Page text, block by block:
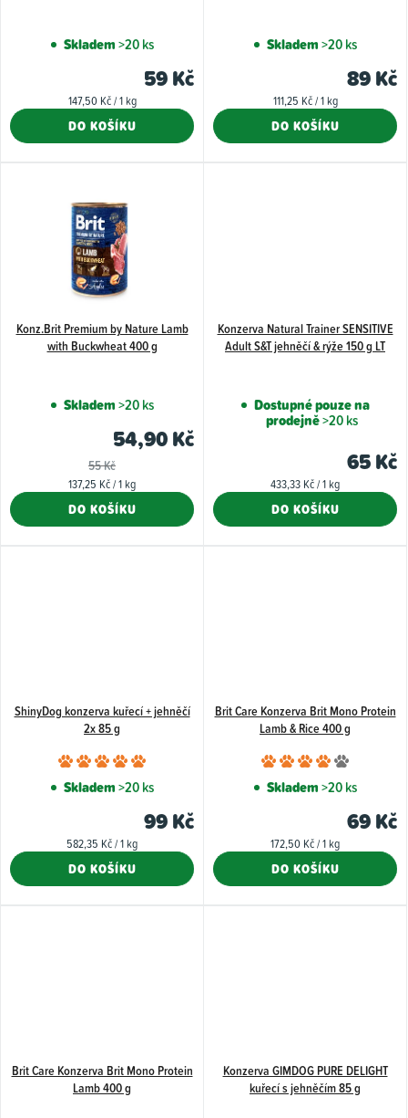
t
ů
Skladem>20 ks
59 Kč
Měrná
147,50 Kč / 1 kg
DO KOŠÍKU
Skladem>20 ks
89 Kč
Měrná
111,25 Kč / 1 kg
DO KOŠÍKU
Konz.Brit Premium by Nature Lamb
with Buckwheat 400 g
Skladem>20 ks
54,90 Kč
55 Kč
Měrná
137,25 Kč / 1 kg
DO KOŠÍKU
Konzerva Natural Trainer SENSITIVE
Adult S&T jehněčí & rýže 150 g LT
Dostupné pouze na
prodejně>20 ks
65 Kč
Měrná
433,33 Kč / 1 kg
DO KOŠÍKU
ShinyDog konzerva kuřecí + jehněčí
2x 85 g
Průměrné
hodnocení
je
5,0
Skladem>20 ks
99 Kč
Měrná
582,35 Kč / 1 kg
DO KOŠÍKU
Brit Care Konzerva Brit Mono Protein
Lamb & Rice 400 g
je
4,0
Skladem>20 ks
69 Kč
Měrná
172,50 Kč / 1 kg
DO KOŠÍKU
Brit Care Konzerva Brit Mono Protein
Lamb 400 g
Konzerva GIMDOG PURE DELIGHT
kuřecí s jehněčím 85 g